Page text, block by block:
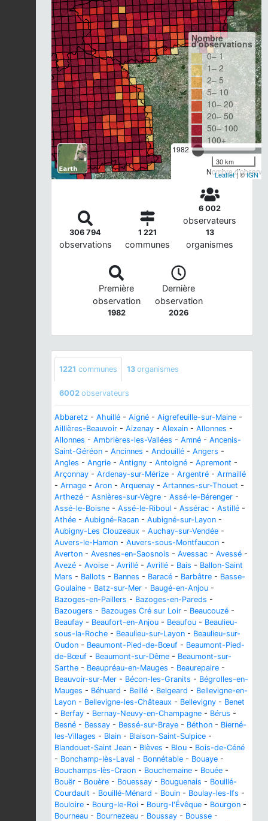
1982
Nombre
Nombre
d'observations
0– 1
1– 2
2– 5
5– 10
10– 20
20– 50
50– 100
100+
30 km
Leaflet| ©IGN
306 794
observations
1 221
communes
6 002
observateurs
13
organismes
Première
observation
1982
Dernière
observation
2026
1221 communes 13 organismes
6002 observateurs
Abbaretz - Ahuillé - Aigné - Aigrefeuille-sur-Maine -
Aillières-Beauvoir - Aizenay - Alexain - Allonnes -
Allonnes - Ambrières-les-Vallées - Amné - Ancenis-
Saint-Géréon - Ancinnes - Andouillé - Angers -
Angles - Angrie - Antigny - Antoigné - Apremont -
Arçonnay - Ardenay-sur-Mérize - Argentré - Armaillé
- Arnage - Aron - Arquenay - Artannes-sur-Thouet -
Arthezé - Asnières-sur-Vègre - Assé-le-Bérenger -
Assé-le-Boisne - Assé-le-Riboul - Assérac - Astillé -
Athée - Aubigné-Racan - Aubigné-sur-Layon -
Aubigny-Les Clouzeaux - Auchay-sur-Vendée -
Auvers-le-Hamon - Auvers-sous-Montfaucon -
Averton - Avesnes-en-Saosnois - Avessac - Avessé -
Avezé - Avoise - Avrillé - Avrillé - Bais - Ballon-Saint
Mars - Ballots - Bannes - Baracé - Barbâtre - Basse-
Goulaine - Batz-sur-Mer - Baugé-en-Anjou -
Bazoges-en-Paillers - Bazoges-en-Pareds -
Bazougers - Bazouges Cré sur Loir - Beaucouzé -
Beaufay - Beaufort-en-Anjou - Beaufou - Beaulieu-
sous-la-Roche - Beaulieu-sur-Layon - Beaulieu-sur-
Oudon - Beaumont-Pied-de-Bœuf - Beaumont-Pied-
de-Bœuf - Beaumont-sur-Dême - Beaumont-sur-
Sarthe - Beaupréau-en-Mauges - Beaurepaire -
Beauvoir-sur-Mer - Bécon-les-Granits - Bégrolles-en-
Mauges - Béhuard - Beillé - Belgeard - Bellevigne-en-
Layon - Bellevigne-les-Châteaux - Bellevigny - Benet
- Berfay - Bernay-Neuvy-en-Champagne - Bérus -
Besné - Bessay - Bessé-sur-Braye - Béthon - Bierné-
les-Villages - Blain - Blaison-Saint-Sulpice -
Blandouet-Saint Jean - Blèves - Blou - Bois-de-Céné
- Bonchamp-lès-Laval - Bonnétable - Bouaye -
Bouchamps-lès-Craon - Bouchemaine - Bouée -
Bouër - Bouère - Bouessay - Bouguenais - Bouillé-
Courdault - Bouillé-Ménard - Bouin - Boulay-les-Ifs -
Bouloire - Bourg-le-Roi - Bourg-l'Évêque - Bourgon -
Bourneau - Bournezeau - Boussay - Bousse -